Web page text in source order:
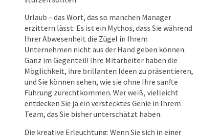
Urlaub – das Wort, das so manchen Manager
erzittern lässt: Es ist ein Mythos, dass Sie während
Ihrer Abwesenheit die Zügel in Ihrem
Unternehmen nicht aus der Hand geben können.
Ganz im Gegenteil! Ihre Mitarbeiter haben die
Möglichkeit, ihre brillanten Ideen zu präsentieren,
und Sie können sehen, wie sie ohne Ihre sanfte
Führung zurechtkommen. Wer weiß, vielleicht
entdecken Sie ja ein verstecktes Genie in Ihrem
Team, das Sie bisher unterschätzt haben.
Die kreative Erleuchtung: Wenn Sie sich in einer